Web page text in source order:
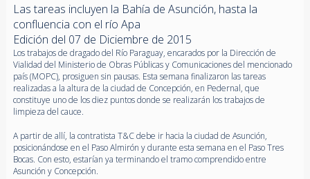
Las tareas incluyen la Bahía de Asunción, hasta la
confluencia con el río Apa
Edición del 07 de Diciembre de 2015
Los trabajos de dragado del Río Paraguay, encarados por la Dirección de
Vialidad del Ministerio de Obras Públicas y Comunicaciones del mencionado
país (MOPC), prosiguen sin pausas. Esta semana finalizaron las tareas
realizadas a la altura de la ciudad de Concepción, en Pedernal, que
constituye uno de los diez puntos donde se realizarán los trabajos de
limpieza del cauce.
A partir de allí, la contratista T&C debe ir hacia la ciudad de Asunción,
posicionándose en el Paso Almirón y durante esta semana en el Paso Tres
Bocas. Con esto, estarían ya terminando el tramo comprendido entre
Asunción y Concepción.